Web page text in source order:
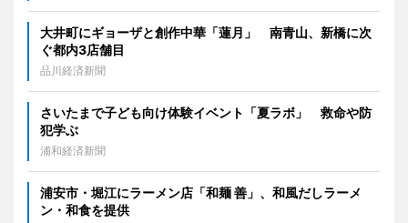
大井町にギョーザと創作中華「蓮月」 南青山、新橋に次
ぐ都内3店舗目
品川経済新聞
さいたまで子ども向け体験イベント「夏ラボ」 救命や防
犯学ぶ
浦和経済新聞
浦安市・堀江にラーメン店「和麺 善」、和風だしラーメ
ン・和食を提供